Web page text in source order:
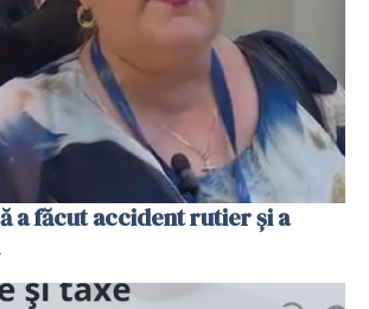
a făcut accident rutier și a